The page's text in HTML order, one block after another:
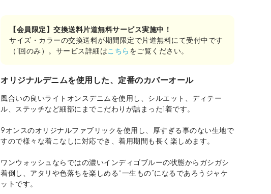
【会員限定】交換送料片道無料サービス実施中！
サイズ・カラーの交換送料が期間限定で片道無料にて受付中です
（1回のみ）。サービス詳細は こちら をご覧ください。
オリジナルデニムを使用した、定番のカバーオール
風合いの良いライトオンスデニムを使用し、シルエット、ディテー
ル、ステッチなど細部にまでこだわりが詰まった1着です。
9オンスのオリジナルファブリックを使用し、厚すぎる事のない生地で
すので様々な着こなしに対応でき、着用期間も長く楽しめます。
ワンウォッシュならではの濃いインディゴブルーの状態からガシガシ
着倒し、アタリや色落ちを楽しめる“一生もの”になるであろうジャケ
ットです。